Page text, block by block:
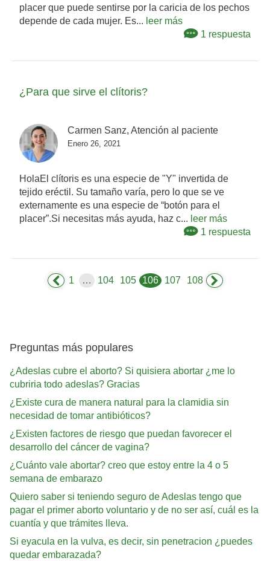
placer que puede sentirse por la caricia de los pechos
depende de cada mujer. Es... leer más
1 respuesta
¿Para que sirve el clítoris?
Carmen Sanz, Atención al paciente
Enero 26, 2021
HolaEl clítoris es una especie de "Y" invertida de
tejido eréctil. Su tamaño varía, pero lo que se ve
externamente es una especie de “botón para el
placer”.Si necesitas más ayuda, haz c... leer más
1 respuesta
1 … 104 105 106 107 108
Preguntas más populares
¿Adeslas cubre el aborto? Si quisiera abortar ¿me lo
cubriria todo adeslas? Gracias
¿Existe cura de manera natural para la clamidia sin
necesidad de tomar antibióticos?
¿Existen factores de riesgo que puedan favorecer el
desarrollo del cáncer de vagina?
¿Cuánto vale abortar? creo que estoy entre la 4 o 5
semana de embarazo
Quiero saber si teniendo seguro de Adeslas tengo que
pagar el primer aborto voluntario y de no ser así, cuál es la
cuantía y que trámites lleva.
Si eyacula en la vulva, es decir, sin penetracion ¿puedes
quedar embarazada?